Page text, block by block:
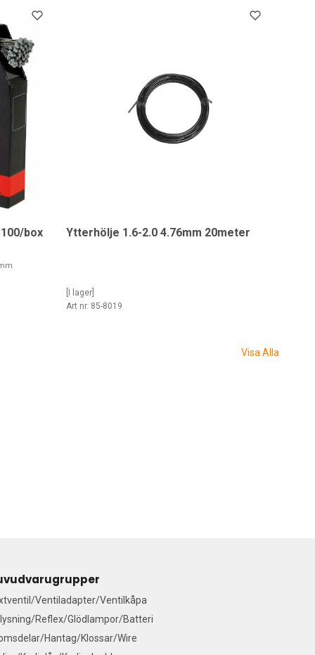
box
Ytterhölje 1.6-2.0 4.76mm 20meter
[I lager]
Art nr. 85-8019
Visa Alla
Ventiladapter/Ventilkåpa
Reflex/Glödlampor/Batteri
Hantag/Klossar/Wire